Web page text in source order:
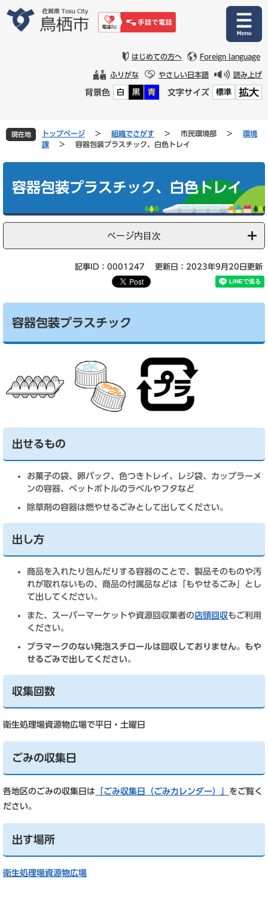
文
はじめての方へ Foreign language
ふりがな やさしい日本語 読み上げ
背景色 白 黒 青 文字サイズ 標準 拡大
現在地 トップページ > 組織でさがす > 市民環境部 >
環境
課
> 容器包装プラスチック、白色トレイ
容器包装プラスチック、白色トレイ
ページ内目次
記事ID：0001247 更新日：2023年9月20日更新
容器包装プラスチック
出せるもの
お菓子の袋、卵パック、色つきトレイ、レジ袋、カップラーメ
ンの容器、ペットボトルのラベルやフタなど
除草剤の容器は燃やせるごみとして出してください。
出し方
商品を入れたり包んだりする容器のことで、製品そのものや汚
れが取れないもの、商品の付属品などは「もやせるごみ」とし
て出してください。
また、スーパーマーケットや資源回収業者の店頭回収もご利用
ください。
プラマークのない発泡スチロールは回収しておりません。もや
せるごみで出してください。
収集回数
衛生処理場資源物広場で平日・土曜日
ごみの収集日
各地区のごみの収集日は 「ごみ収集日（ごみカレンダー）」 をご覧く
ださい。
出す場所
衛生処理場資源物広場